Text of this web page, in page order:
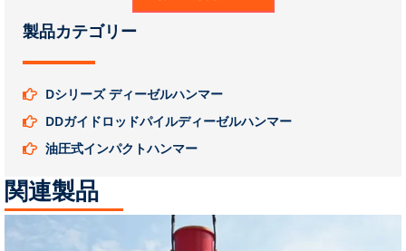
製品カテゴリー
Dシリーズ ディーゼルハンマー
DDガイドロッドパイルディーゼルハンマー
油圧式インパクトハンマー
関連製品